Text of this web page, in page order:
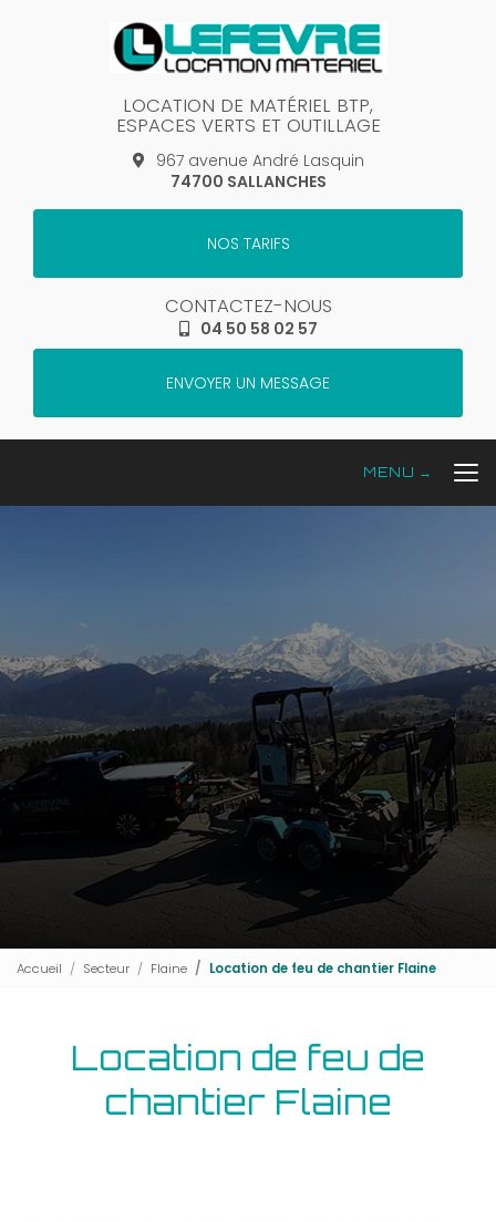
LOCATION DE MATÉRIEL BTP,
ESPACES VERTS ET OUTILLAGE
967 avenue André Lasquin
74700 SALLANCHES
NOS TARIFS
CONTACTEZ-NOUS
04 50 58 02 57
ENVOYER UN MESSAGE
Accueil Secteur Flaine Location de feu de chantier Flaine
Location de feu de
chantier Flaine